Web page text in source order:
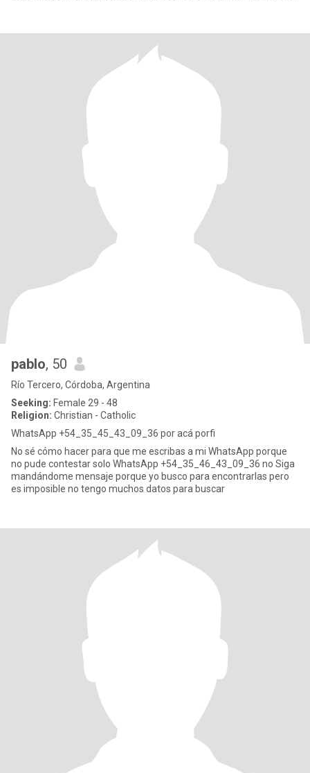
pablo, 50
Río Tercero, Córdoba, Argentina
Seeking: Female 29 - 48
Religion: Christian - Catholic
WhatsApp +54_35_45_43_09_36 por acá porfi
No sé cómo hacer para que me escribas a mi WhatsApp porque
no pude contestar solo WhatsApp +54_35_46_43_09_36 no Siga
mandándome mensaje porque yo busco para encontrarlas pero
es imposible no tengo muchos datos para buscar